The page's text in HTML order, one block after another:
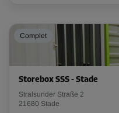
Complet
Storebox SSS - Stade
Stralsunder Straße 2
21680 Stade